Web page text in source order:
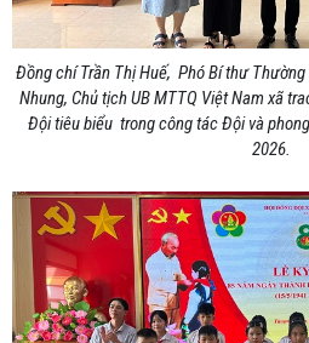
Đồng chí Trần Thị Huế, Phó Bí thư
Nhung, Chủ tịch UB MTTQ Việt Nam xã
Đội tiêu biểu trong công tác Đội và
2026.